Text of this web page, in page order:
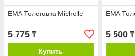
EMA Толстовка Michelle
5 775 ₸
Купить
EMA
5 500₸